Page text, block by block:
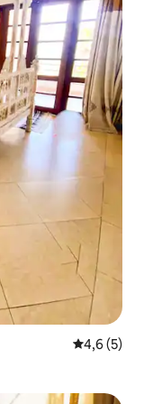
Évaluation
4,6 (5)